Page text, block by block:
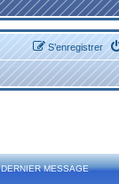
S’enregistrer
DERNIER MESSAGE